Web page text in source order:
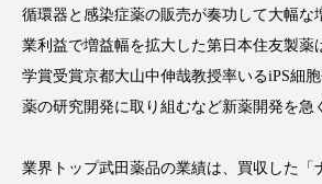
ウェルビーイング エイジングケ
循環器と感染症薬の販売が奏功して大幅な
業利益で増益幅を拡大した第日本住友製薬
学賞受賞京都大山中伸哉教授率いるiPS細
薬の研究開発に取り組むなど新薬開発を急
業界トップ武田薬品の業績は、買収した「